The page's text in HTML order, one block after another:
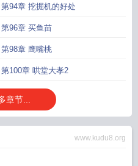
第94章 挖掘机的好处
第96章 买鱼苗
第98章 鹰嘴桃
第100章 哄堂大孝2
章节...
www.kudu8.org